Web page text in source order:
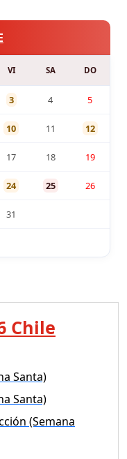
VI SA DO
3 4 5
10 11 12
17 18 19
24 25 26
31
Chile
Santa)
Santa)
(Semana